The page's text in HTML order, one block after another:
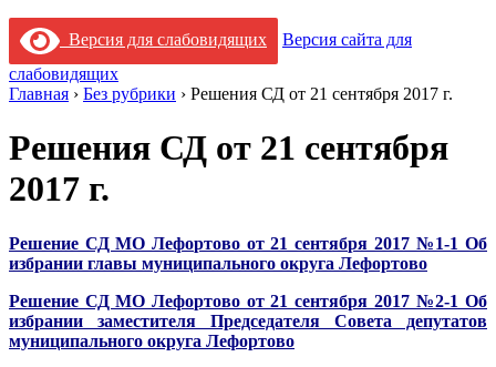
Версия для слабовидящих
Версия сайта для
слабовидящих
Главная › Без рубрики › Решения СД от 21 сентября 2017 г.
Решения СД от 21 сентября
2017 г.
Решение СД МО Лефортово от 21 сентября 2017 №1-1 Об
избрании главы муниципального округа Лефортово
Решение СД МО Лефортово от 21 сентября 2017 №2-1 Об
избрании заместителя Председателя Совета депутатов
муниципального округа Лефортово